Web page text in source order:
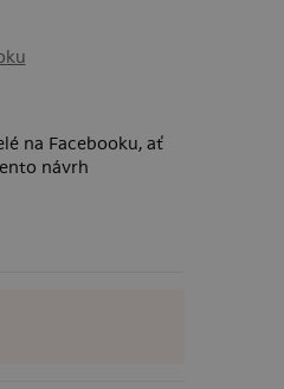
na Facebooku, ať
návrh